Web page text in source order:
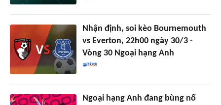
Nhận định, soi kèo Bournemouth
vs Everton, 22h00 ngày 30/3 -
Vòng 30 Ngoại hạng Anh
Ngoại hạng Anh đang bùng nổ